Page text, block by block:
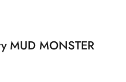
MUD MONSTER